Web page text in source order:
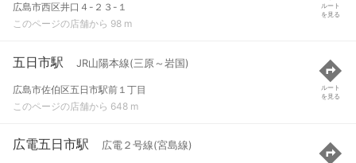
広島市西区井口４-２３-１
このページの店舗から 98 m
ルート
を見る
五日市駅 JR山陽本線(三原～岩国)
広島市佐伯区五日市駅前１丁目
このページの店舗から 648 m
ルート
を見る
広電五日市駅 広電２号線(宮島線)